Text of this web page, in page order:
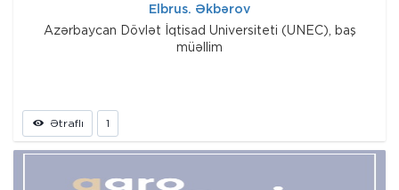
Elbrus. Əkbərov
Azərbaycan Dövlət İqtisad Universiteti (UNEC), baş
müəllim
Ətraflı 1